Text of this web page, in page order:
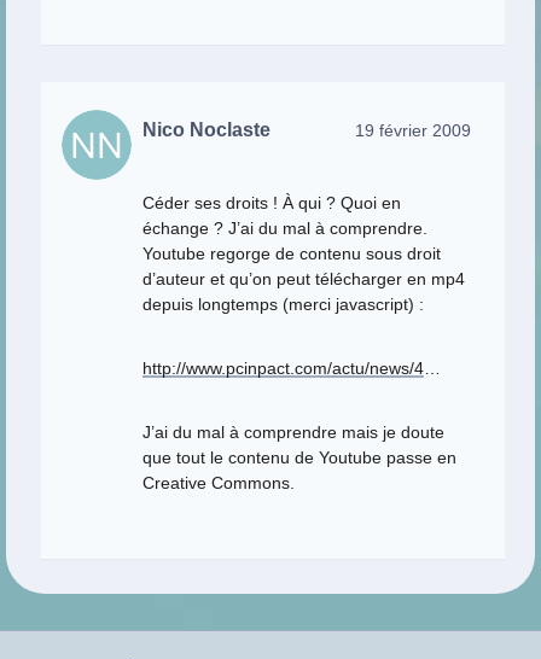
Nico Noclaste 19 février 2009
Céder ses droits ! À qui ? Quoi en
échange ? J’ai du mal à comprendre.
Youtube regorge de contenu sous droit
d’auteur et qu’on peut télécharger en mp4
depuis longtemps (merci javascript) :
http://www.pcinpact.com/actu/news/4…
J’ai du mal à comprendre mais je doute
que tout le contenu de Youtube passe en
Creative Commons.